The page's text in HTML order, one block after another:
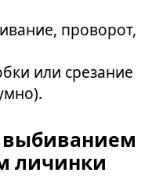
проворот,
или срезание
выбиванием
личинки